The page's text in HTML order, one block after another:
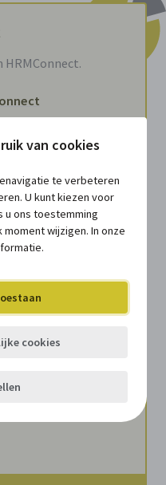
van cookies
te verbeteren
U kunt kiezen voor
u ons toestemming
wijzigen. In onze
cookies
HRMConnect.
AI-gebruik
in lokale
lokale